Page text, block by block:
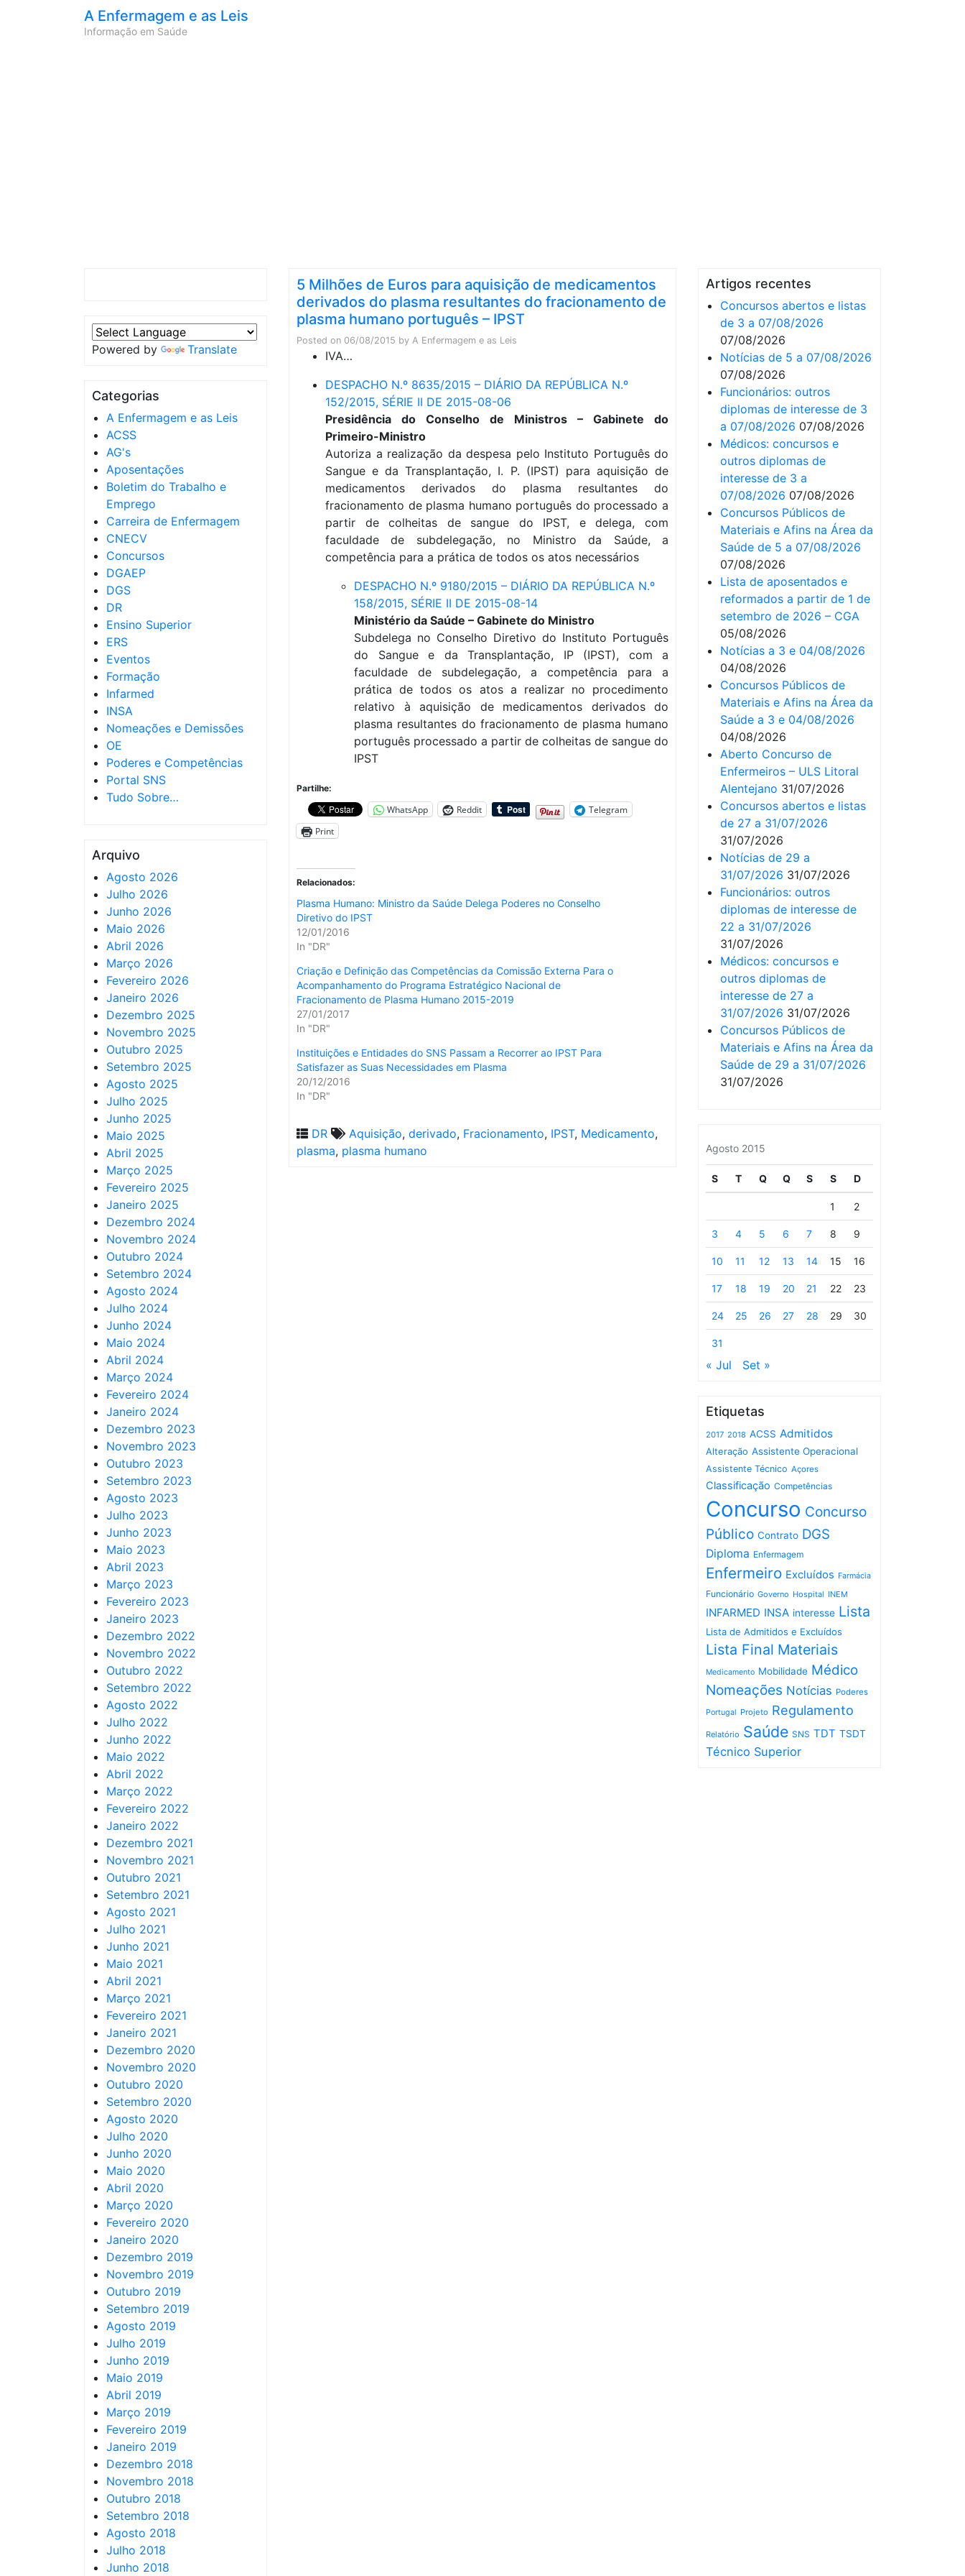
A Enfermagem e as Leis
Informação em Saúde
Powered by Translate
Categorias
A Enfermagem e as Leis
ACSS
AG's
Aposentações
Boletim do Trabalho e
Emprego
Carreira de Enfermagem
CNECV
Concursos
DGAEP
DGS
DR
Ensino Superior
ERS
Eventos
Formação
Infarmed
INSA
Nomeações e Demissões
OE
Poderes e Competências
Portal SNS
Tudo Sobre…
Arquivo
Agosto 2026
Julho 2026
Junho 2026
Maio 2026
Abril 2026
Março 2026
Fevereiro 2026
Janeiro 2026
Dezembro 2025
Novembro 2025
Outubro 2025
Setembro 2025
Agosto 2025
Julho 2025
Junho 2025
Maio 2025
Abril 2025
Março 2025
Fevereiro 2025
Janeiro 2025
Dezembro 2024
Novembro 2024
Outubro 2024
Setembro 2024
Agosto 2024
Julho 2024
Junho 2024
Maio 2024
Abril 2024
Março 2024
Fevereiro 2024
Janeiro 2024
Dezembro 2023
Novembro 2023
Outubro 2023
Setembro 2023
Agosto 2023
Julho 2023
Junho 2023
Maio 2023
Abril 2023
Março 2023
Fevereiro 2023
Janeiro 2023
Dezembro 2022
Novembro 2022
Outubro 2022
Setembro 2022
Agosto 2022
Julho 2022
Junho 2022
Maio 2022
Abril 2022
Março 2022
Fevereiro 2022
Janeiro 2022
Dezembro 2021
Novembro 2021
Outubro 2021
Setembro 2021
Agosto 2021
Julho 2021
Junho 2021
Maio 2021
Abril 2021
Março 2021
Fevereiro 2021
Janeiro 2021
Dezembro 2020
Novembro 2020
Outubro 2020
Setembro 2020
Agosto 2020
Julho 2020
Junho 2020
Maio 2020
Abril 2020
Março 2020
Fevereiro 2020
Janeiro 2020
Dezembro 2019
Novembro 2019
Outubro 2019
Setembro 2019
Agosto 2019
Julho 2019
Junho 2019
Maio 2019
Abril 2019
Março 2019
Fevereiro 2019
Janeiro 2019
Dezembro 2018
Novembro 2018
Outubro 2018
Setembro 2018
Agosto 2018
Julho 2018
Junho 2018
5 Milhões de Euros para aquisição de medicamentos
derivados do plasma resultantes do fracionamento de
plasma humano português – IPST
Posted on 06/08/2015 by A Enfermagem e as Leis
IVA…
DESPACHO N.º 8635/2015 – DIÁRIO DA REPÚBLICA N.º
152/2015, SÉRIE II DE 2015-08-06
Presidência do Conselho de Ministros – Gabinete do
Primeiro-Ministro
Autoriza a realização da despesa pelo Instituto Português do
Sangue e da Transplantação, I. P. (IPST) para aquisição de
medicamentos derivados do plasma resultantes do
fracionamento de plasma humano português do processado a
partir de colheitas de sangue do IPST, e delega, com
faculdade de subdelegação, no Ministro da Saúde, a
competência para a prática de todos os atos necessários
DESPACHO N.º 9180/2015 – DIÁRIO DA REPÚBLICA N.º
158/2015, SÉRIE II DE 2015-08-14
Ministério da Saúde – Gabinete do Ministro
Subdelega no Conselho Diretivo do Instituto Português
do Sangue e da Transplantação, IP (IPST), com a
faculdade de subdelegação, a competência para a
prática de todos os atos a realizar no procedimento
relativo à aquisição de medicamentos derivados do
plasma resultantes do fracionamento de plasma humano
português processado a partir de colheitas de sangue do
IPST
Partilhe:
WhatsApp Reddit
Telegram
Print
Relacionados:
Plasma Humano: Ministro da Saúde Delega Poderes no Conselho
Diretivo do IPST
12/01/2016
In "DR"
Criação e Definição das Competências da Comissão Externa Para o
Acompanhamento do Programa Estratégico Nacional de
Fracionamento de Plasma Humano 2015-2019
27/01/2017
In "DR"
Instituições e Entidades do SNS Passam a Recorrer ao IPST Para
Satisfazer as Suas Necessidades em Plasma
20/12/2016
In "DR"
DR Aquisição, derivado, Fracionamento, IPST, Medicamento,
plasma, plasma humano
Artigos recentes
Concursos abertos e listas
de 3 a 07/08/2026
07/08/2026
Notícias de 5 a 07/08/2026
07/08/2026
Funcionários: outros
diplomas de interesse de 3
a 07/08/2026 07/08/2026
Médicos: concursos e
outros diplomas de
interesse de 3 a
07/08/2026 07/08/2026
Concursos Públicos de
Materiais e Afins na Área da
Saúde de 5 a 07/08/2026
07/08/2026
Lista de aposentados e
reformados a partir de 1 de
setembro de 2026 – CGA
05/08/2026
Notícias a 3 e 04/08/2026
04/08/2026
Concursos Públicos de
Materiais e Afins na Área da
Saúde a 3 e 04/08/2026
04/08/2026
Aberto Concurso de
Enfermeiros – ULS Litoral
Alentejano 31/07/2026
Concursos abertos e listas
de 27 a 31/07/2026
31/07/2026
Notícias de 29 a
31/07/2026 31/07/2026
Funcionários: outros
diplomas de interesse de
22 a 31/07/2026
31/07/2026
Médicos: concursos e
outros diplomas de
interesse de 27 a
31/07/2026 31/07/2026
Concursos Públicos de
Materiais e Afins na Área da
Saúde de 29 a 31/07/2026
31/07/2026
Agosto 2015
S T Q Q S S D
1 2
3 4 5 6 7 8 9
10 11 12 13 14 15 16
17 18 19 20 21 22 23
24 25 26 27 28 29 30
31
« Jul Set »
Etiquetas
2017 2018 ACSS Admitidos
Alteração Assistente Operacional
Assistente Técnico Açores
Classificação Competências
Concurso Concurso
Público Contrato DGS
Diploma Enfermagem
Enfermeiro Excluídos Farmácia
Funcionário Governo Hospital INEM
INFARMED INSA interesse Lista
Lista de Admitidos e Excluídos
Lista Final Materiais
Medicamento Mobilidade Médico
Nomeações Notícias Poderes
Portugal Projeto Regulamento
Relatório Saúde SNS TDT TSDT
Técnico Superior